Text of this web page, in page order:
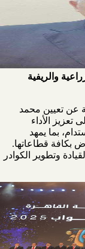
والريفية
عن تعيين محمد
الأداء
بما يمهد
بكافة قطاعاتها.
وتطوير الكوادر